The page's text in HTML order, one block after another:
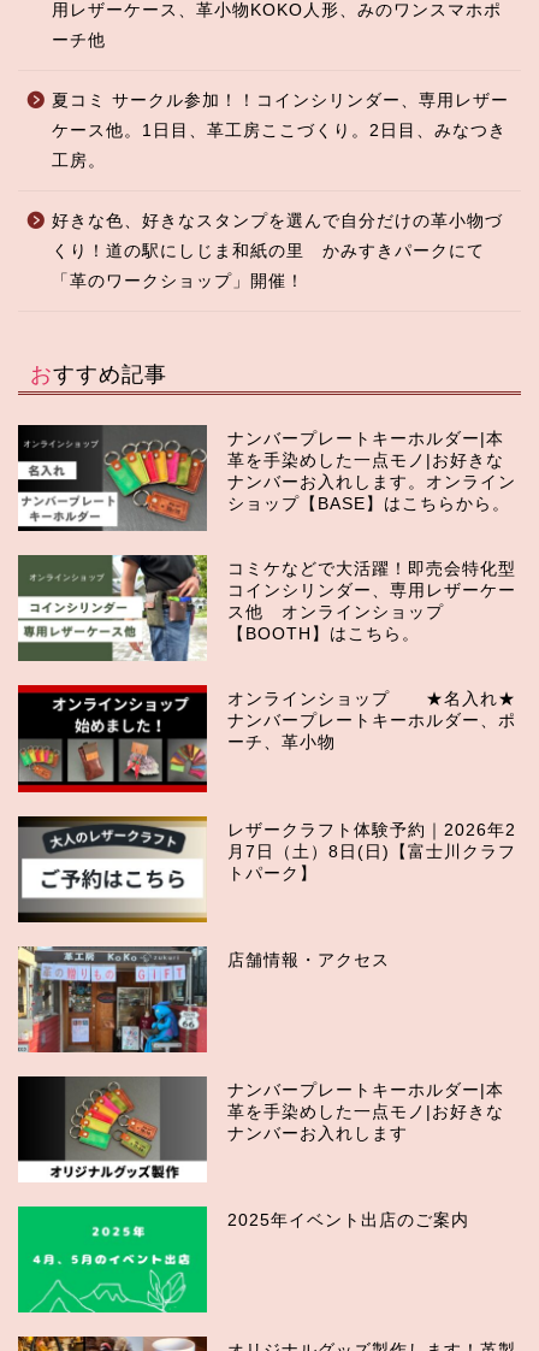
用レザーケース、革小物KOKO人形、みのワンスマホポ
ーチ他
夏コミ サークル参加！！コインシリンダー、専用レザー
ケース他。1日目、革工房ここづくり。2日目、みなつき
工房。
好きな色、好きなスタンプを選んで自分だけの革小物づ
くり！道の駅にしじま和紙の里 かみすきパークにて
「革のワークショップ」開催！
おすすめ記事
ナンバープレートキーホルダー|本
革を手染めした一点モノ|お好きな
ナンバーお入れします。オンライン
ショップ【BASE】はこちらから。
コミケなどで大活躍！即売会特化型
コインシリンダー、専用レザーケー
ス他 オンラインショップ
【BOOTH】はこちら。
オンラインショップ ★名入れ★
ナンバープレートキーホルダー、ポ
ーチ、革小物
レザークラフト体験予約｜2026年2
月7日（土）8日(日)【富士川クラフ
トパーク】
店舗情報・アクセス
ナンバープレートキーホルダー|本
革を手染めした一点モノ|お好きな
ナンバーお入れします
2025年イベント出店のご案内